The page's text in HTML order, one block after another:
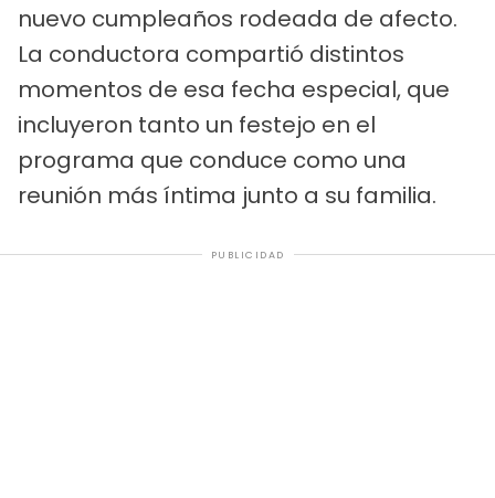
nuevo cumpleaños rodeada de afecto.
La conductora compartió distintos
momentos de esa fecha especial, que
incluyeron tanto un festejo en el
programa que conduce como una
reunión más íntima junto a su familia.
PUBLICIDAD